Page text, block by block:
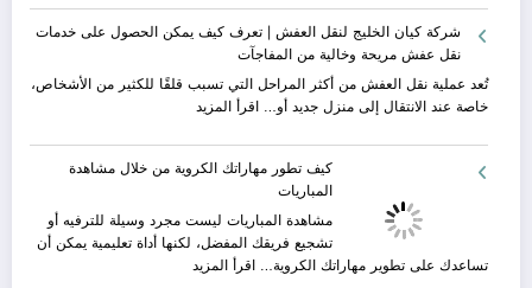
رحلات
مصر
|
الإسكندرية
–
بين
شركة كيان الخليج لنقل العفش | تعرف كيف يمكن الحصول على خدمات
نقل عفش مريحة وخالية من المفاجآت
تُعد عملية نقل العفش من أكثر المراحل التي تسبب قلقًا للكثير من الأشخاص،
خاصة عند الانتقال إلى منزل جديد أو… اقرأ المزيد
:
كيان
الخليج
العفش
تعرف
كيف تطور مهاراتك الكروية من خلال مشاهدة
المباريات
مشاهدة المباريات ليست مجرد وسيلة للترفيه أو
تشجيع فريقك المفضل، لكنها أداة تعليمية يمكن أن
تساعدك على تطوير مهاراتك الكروية… اقرأ المزيد
: